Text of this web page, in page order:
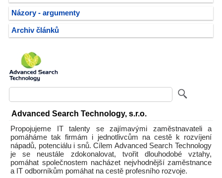
Názory - argumenty
Archiv článků
Advanced Search Technology, s.r.o.
Propojujeme IT talenty se zajímavými zaměstnavateli a
pomáháme tak firmám i jednotlivcům na cestě k rozvíjení
nápadů, potenciálu i snů. Cílem Advanced Search Technology
je se neustále zdokonalovat, tvořit dlouhodobé vztahy,
pomáhat společnostem nacházet nejvhodnější zaměstnance
a IT odborníkům pomáhat na cestě profesního rozvoje.